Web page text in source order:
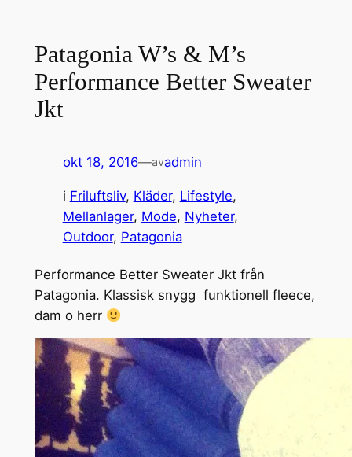
Patagonia W’s & M’s
Performance Better Sweater
Jkt
okt 18, 2016—avadmin
i Friluftsliv, Kläder, Lifestyle
Mellanlager, Mode, Nyheter
Outdoor, Patagonia
Performance Better Sweater Jkt från
Patagonia. Klassisk snygg funktionell fleece,
dam o herr